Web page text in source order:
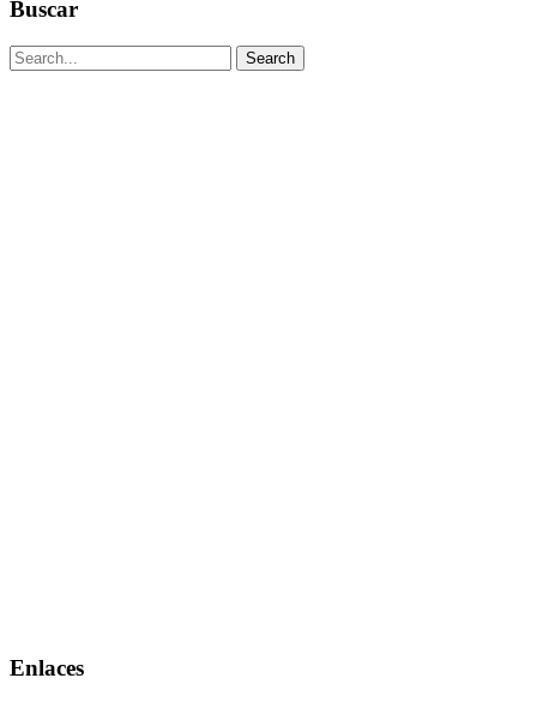
Buscar
Enlaces